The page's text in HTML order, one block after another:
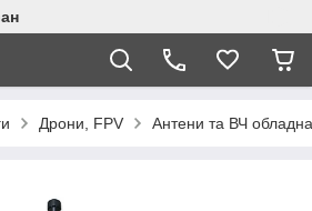
Дрони, FPV Антени та ВЧ